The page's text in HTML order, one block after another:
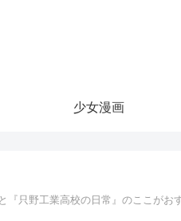
少女漫画
『只野工業高校の日常』のここがお